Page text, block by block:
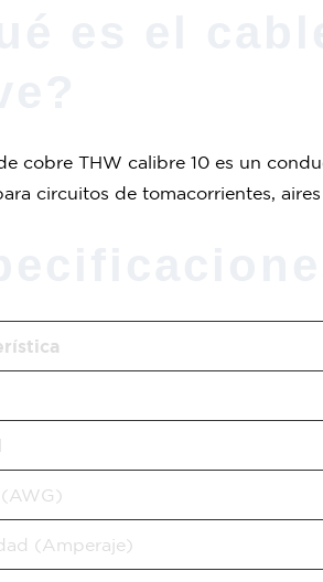
cobre THW calibre 10 es un
circuitos de tomacorrientes,
(Amperaje)